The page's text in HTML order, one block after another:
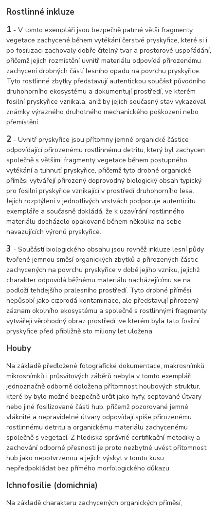
Rostlinné inkluze
1 - V tomto exempláři jsou bezpečně patrné větší fragmenty
vegetace zachycené během vytékání čerstvé pryskyřice, které si i
po fosilizaci zachovaly dobře čitelný tvar a prostorové uspořádání,
přičemž jejich rozmístění uvnitř materiálu odpovídá přirozenému
zachycení drobných částí lesního opadu na povrchu pryskyřice.
Tyto rostlinné zbytky představují autentickou součást původního
druhohorního ekosystému a dokumentují prostředí, ve kterém
fosilní pryskyřice vznikala, aniž by jejich současný stav vykazoval
známky výrazného druhotného mechanického poškození nebo
přemístění.
2 - Uvnitř pryskyřice jsou přítomny jemné organické částice
odpovídající přirozenému rostlinnému detritu, který byl zachycen
společně s většími fragmenty vegetace během postupného
vytékání a tuhnutí pryskyřice, přičemž tyto drobné organické
příměsi vytvářejí přirozený doprovodný biologický obsah typický
pro fosilní pryskyřice vznikající v prostředí druhohorního lesa.
Jejich rozptýlení v jednotlivých vrstvách podporuje autenticitu
exempláře a současně dokládá, že k uzavírání rostlinného
materiálu docházelo opakovaně během několika na sebe
navazujících výronů pryskyřice.
3 - Součástí biologického obsahu jsou rovněž inkluze lesní půdy
tvořené jemnou směsí organických zbytků a přirozených částic
zachycených na povrchu pryskyřice v době jejího vzniku, jejichž
charakter odpovídá běžnému materiálu nacházejícímu se na
podloží tehdejšího pralesního prostředí. Tyto drobné příměsi
nepůsobí jako cizorodá kontaminace, ale představují přirozený
záznam okolního ekosystému a společně s rostlinnými fragmenty
vytvářejí věrohodný obraz prostředí, ve kterém byla tato fosilní
pryskyřice před přibližně sto miliony let uložena.
Houby
Na základě předložené fotografické dokumentace, makrosnímků,
mikrosnímků i průsvitových záběrů nebyla v tomto exempláři
jednoznačně odborně doložena přítomnost houbových struktur,
které by bylo možné bezpečně určit jako hyfy, septované útvary
nebo jiné fosilizované části hub, přičemž pozorované jemné
vláknité a nepravidelné útvary odpovídají spíše přirozenému
rostlinnému detritu a organickému materiálu zachycenému
společně s vegetací. Z hlediska správné certifikační metodiky a
zachování odborné přesnosti je proto nezbytné uvést přítomnost
hub jako nepotvrzenou a jejich výskyt v tomto kusu
nepředpokládat bez přímého morfologického důkazu.
Ichnofosilie (domichnia)
Na základě charakteru zachycených organických příměsí,